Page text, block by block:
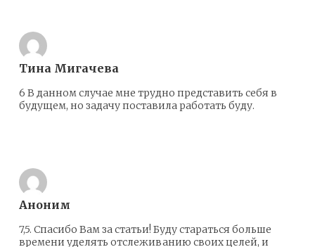
Тина Мигачева
6 В данном случае мне трудно представить себя в
будущем, но задачу поставила работать буду.
Аноним
7,5. Спасибо Вам за статьи! Буду стараться больше
времени уделять отслеживанию своих целей, и